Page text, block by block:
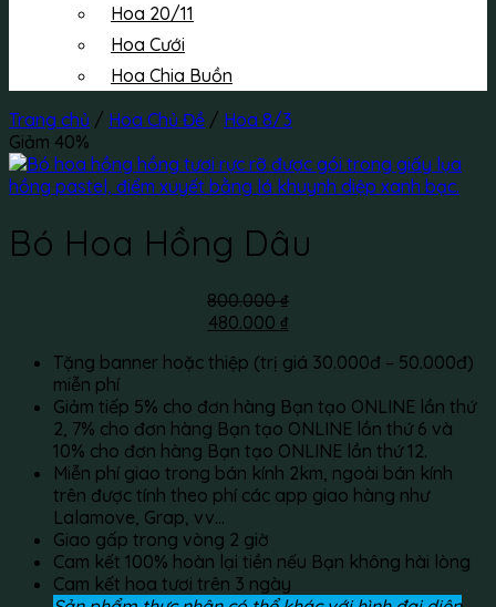
Hoa 20/11
Hoa Cưới
Hoa Chia Buồn
Trang chủ / Hoa Chủ Đề / Hoa 8/3
Giảm 40%
Bó Hoa Hồng Dâu
800.000₫
Giá
gốc
800.000 ₫.
480.000 ₫
Giá
hiện
là:
Tặng banner hoặc thiệp (trị giá 30.000đ – 50.000đ)
miễn phí
Giảm tiếp 5% cho đơn hàng Bạn tạo ONLINE lần thứ
2, 7% cho đơn hàng Bạn tạo ONLINE lần thứ 6 và
10% cho đơn hàng Bạn tạo ONLINE lần thứ 12.
Miễn phí giao trong bán kính 2km, ngoài bán kính
trên được tính theo phí các app giao hàng như
Lalamove, Grap, vv…
Giao gấp trong vòng 2 giờ
Cam kết 100% hoàn lại tiền nếu Bạn không hài lòng
Cam kết hoa tươi trên 3 ngày